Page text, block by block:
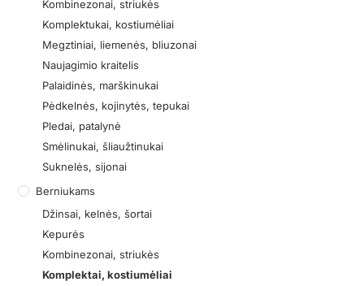
Kombinezonai, striukės
Komplektukai, kostiumėliai
Megztiniai, liemenės, bliuzonai
Naujagimio kraitelis
Palaidinės, marškinukai
Pėdkelnės, kojinytės, tepukai
Pledai, patalynė
Smėlinukai, šliaužtinukai
Suknelės, sijonai
Berniukams
Džinsai, kelnės, šortai
Kepurės
Kombinezonai, striukės
Komplektai, kostiumėliai